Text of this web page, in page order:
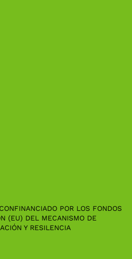
POR LOS FONDOS
(EU) DEL MECANISMO DE
Y RESILENCIA